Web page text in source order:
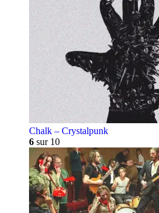
Chalk – Crystalpunk
6 sur 10